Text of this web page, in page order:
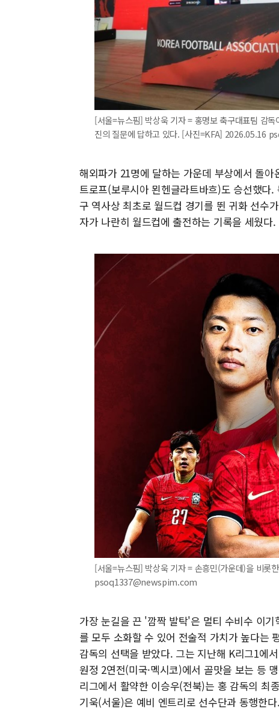
[서울=뉴스핌] 박상욱 기자 = 홍명보 축구대표팀 감
진의 질문에 답하고 있다. [사진=KFA] 2026.05.16
해외파가 21명에 달하는 가운데 부상에서 돌
트로프(보루시아 묀헨글라트바흐)도 승선했다
구 역사상 최초로 월드컵 경기를 뛴 귀화 선수
자가 나란히 월드컵에 출전하는 기록을 세웠다.
[서울=뉴스핌] 박상욱 기자 = 손흥민(가운데)을 비롯
psoq1337@newspim.com
가장 눈길을 끈 '깜짝 발탁'은 멀티 수비수 이
를 모두 소화할 수 있어 전술적 가치가 높다는
감독의 선택을 받았다. 그는 지난해 K리그1에
원정 2연전(미국·멕시코)에서 골맛을 보는 등
리그에서 활약한 이승우(전북)는 홍 감독의 최
기욱(서울)은 예비 엔트리로 선수단과 동행한다.